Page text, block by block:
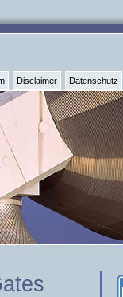
Disclaimer Datenschutz